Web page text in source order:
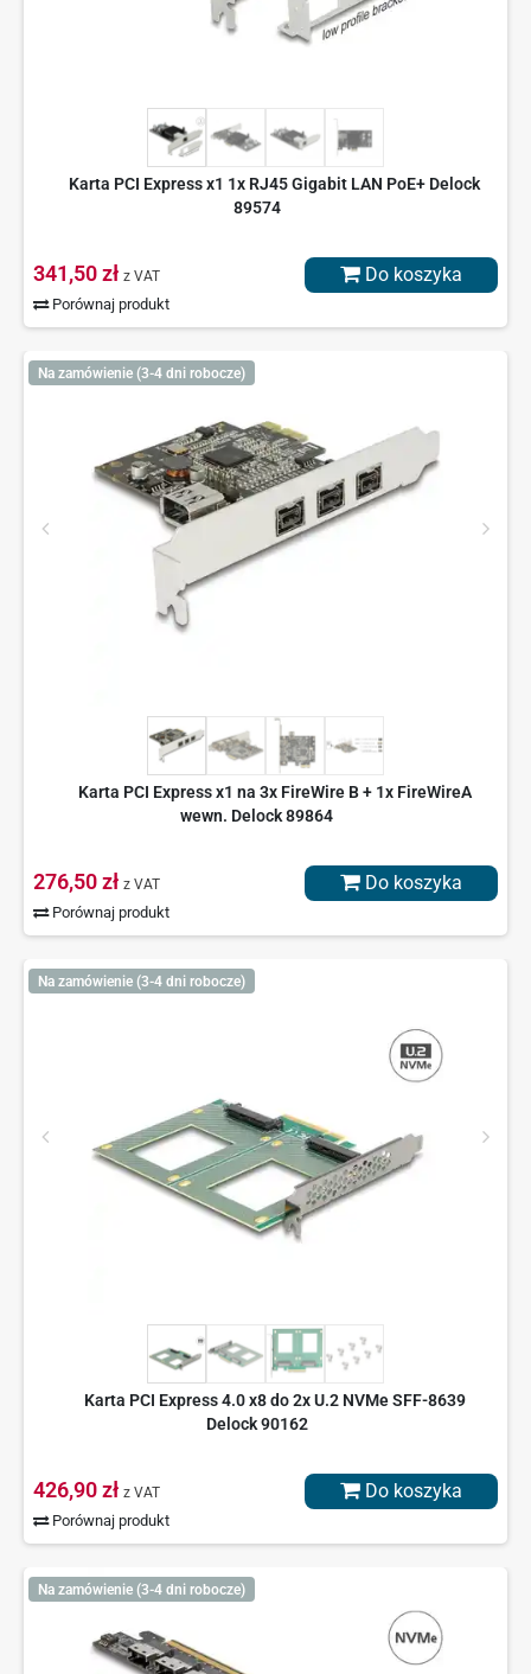
Karta PCI Express x1 1x RJ45 Gigabit LAN PoE+ Delock
89574
341,50 zł z VAT
Porównaj produkt
Do koszyka
Na zamówienie (3-4 dni robocze)
Karta PCI Express x1 na 3x FireWire B + 1x FireWireA
wewn. Delock 89864
276,50 zł z VAT
Porównaj produkt
Do koszyka
Na zamówienie (3-4 dni robocze)
Karta PCI Express 4.0 x8 do 2x U.2 NVMe SFF-8639
Delock 90162
426,90 zł z VAT
Porównaj produkt
Do koszyka
Na zamówienie (3-4 dni robocze)